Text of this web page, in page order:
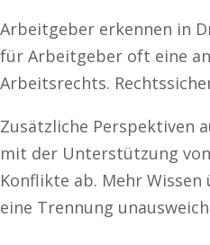
Arbeitgeber erkennen in
für Arbeitgeber oft eine
Arbeitsrechts.
Zusätzliche Perspektiven
mit der Unterstützung
Konflikte ab. Mehr
eine Trennung